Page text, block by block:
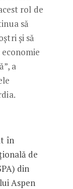
rol de
să
și să
a
în
de
din
Aspen